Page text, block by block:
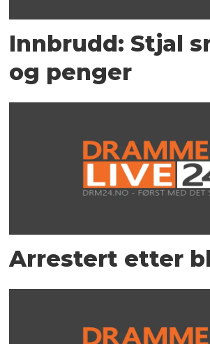
Innbrudd: Stjal
og penger
Arrestert etter